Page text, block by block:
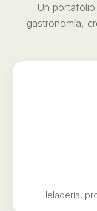
Un
gastronomía,
Heladería,